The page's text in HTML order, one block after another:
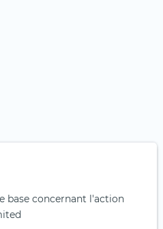
base concernant l'action